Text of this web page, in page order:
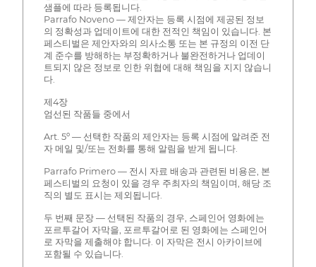
샘플에 따라 등록됩니다.
Parrafo Noveno — 제안자는 등록 시점에 제공된 정보
의 정확성과 업데이트에 대한 전적인 책임이 있습니다. 본
페스티벌은 제안자와의 의사소통 또는 본 규정의 이전 단
계 준수를 방해하는 부정확하거나 불완전하거나 업데이
트되지 않은 정보로 인한 위협에 대해 책임을 지지 않습니
다.
제4장
엄선된 작품들 중에서
Art. 5º — 선택한 작품의 제안자는 등록 시점에 알려준 전
자 메일 및/또는 전화를 통해 알림을 받게 됩니다.
Parrafo Primero — 전시 자료 배송과 관련된 비용은, 본
페스티벌의 요청이 있을 경우 주최자의 책임이며, 해당 조
직의 별도 표시는 제외됩니다.
두 번째 문장 — 선택된 작품의 경우, 스페인어 영화에는
포르투갈어 자막을, 포르투갈어로 된 영화에는 스페인어
로 자막을 제출해야 합니다. 이 자막은 전시 아카이브에
포함될 수 있습니다.